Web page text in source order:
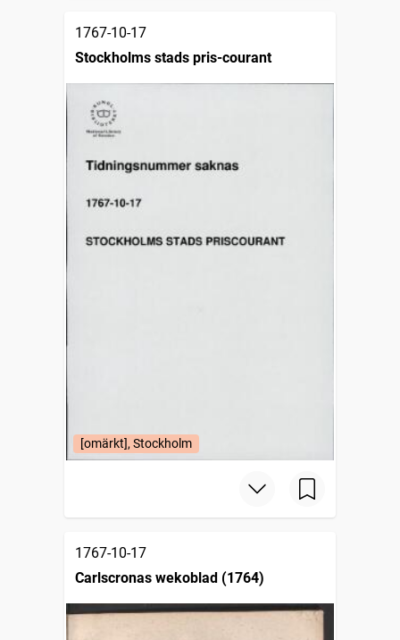
1767-10-17
Stockholms stads pris-courant
[omärkt], Stockholm
1767-10-17
Carlscronas wekoblad (1764)